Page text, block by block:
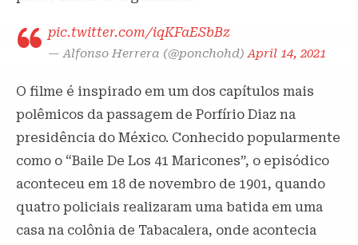
pic.twitter.com/iqKFaESbBz
— Alfonso Herrera (@ponchohd)April 14, 2021
O filme é inspirado em um dos capítulos mais
polêmicos da passagem de Porfírio Diaz na
presidência do México. Conhecido popularmente
como o “Baile De Los 41 Maricones”, o episódico
aconteceu em 18 de novembro de 1901, quando
quatro policiais realizaram uma batida em uma
casa na colônia de Tabacalera, onde acontecia